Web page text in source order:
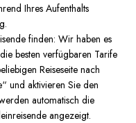
Ihres Aufenthalts
finden: Wir haben es
besten verfügbaren Tarife
Reiseseite nach
und aktivieren Sie den
automatisch die
angezeigt.